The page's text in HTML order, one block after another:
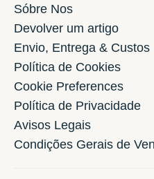
Sóbre Nos
Devolver um artigo
Envio, Entrega & Custos
Política de Cookies
Cookie Preferences
Política de Privacidade
Avisos Legais
Condições Gerais de